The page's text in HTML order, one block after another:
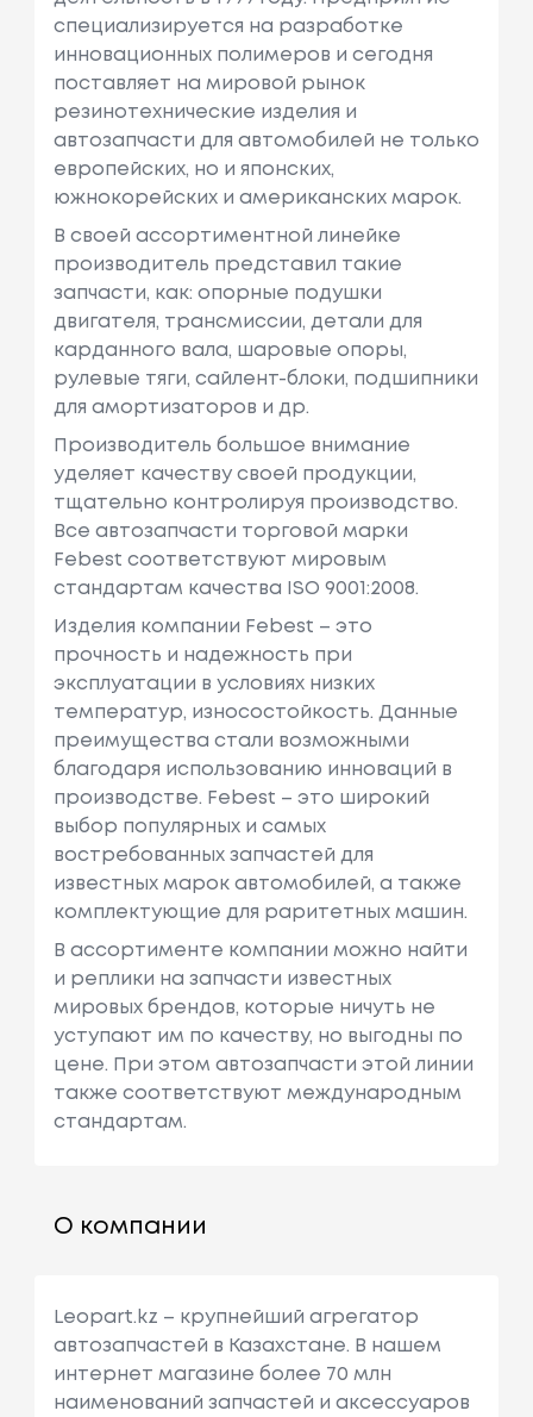
специализируется на разработке
инновационных полимеров и сегодня
поставляет на мировой рынок
резинотехнические изделия и
автозапчасти для автомобилей не только
европейских, но и японских,
южнокорейских и американских марок.
В своей ассортиментной линейке
производитель представил такие
запчасти, как: опорные подушки
двигателя, трансмиссии, детали для
карданного вала, шаровые опоры,
рулевые тяги, сайлент-блоки, подшипники
для амортизаторов и др.
Производитель большое внимание
уделяет качеству своей продукции,
тщательно контролируя производство.
Все автозапчасти торговой марки
Febest соответствуют мировым
стандартам качества ISO 9001:2008.
Изделия компании Febest – это
прочность и надежность при
эксплуатации в условиях низких
температур, износостойкость. Данные
преимущества стали возможными
благодаря использованию инноваций в
производстве. Febest – это широкий
выбор популярных и самых
востребованных запчастей для
известных марок автомобилей, а также
комплектующие для раритетных машин.
В ассортименте компании можно найти
и реплики на запчасти известных
мировых брендов, которые ничуть не
уступают им по качеству, но выгодны по
цене. При этом автозапчасти этой линии
также соответствуют международным
стандартам.
О компании
Leopart.kz – крупнейший агрегатор
автозапчастей в Казахстане. В нашем
интернет магазине более 70 млн
наименований запчастей и аксессуаров